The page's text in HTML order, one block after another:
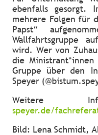
ebenfalls gesorgt.
mehrere Folgen für
Papst“
Wallfahrtsgruppe
wird. Wer von
die
Gruppe über den
Speyer
Weitere
speyer.de/
Bild: Lena Schmidt,